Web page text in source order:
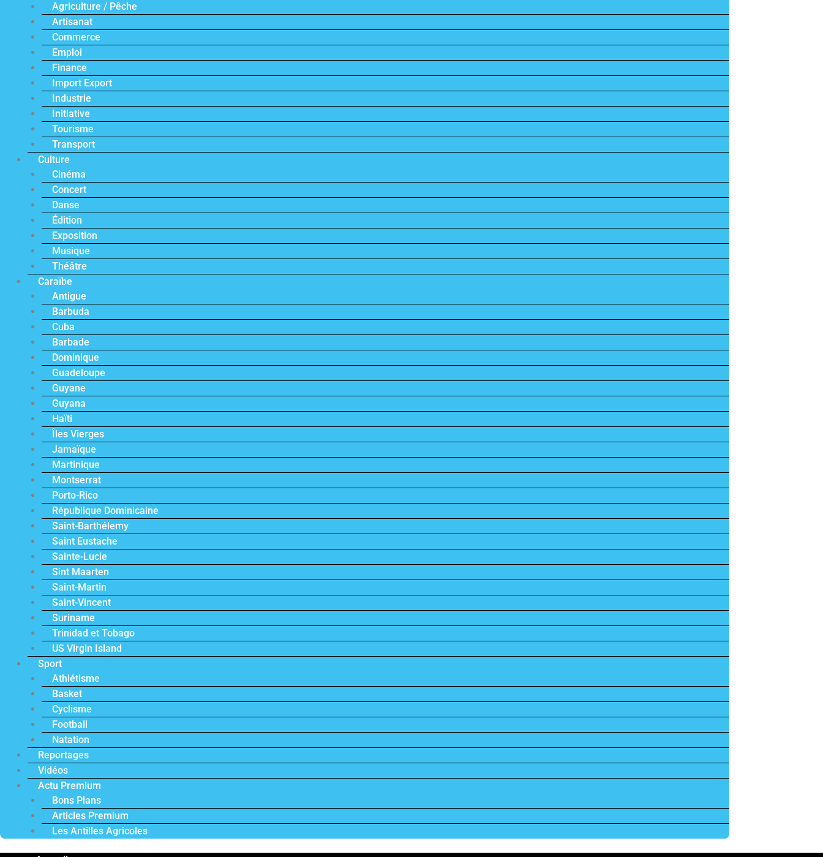
Agriculture / Pêche
Artisanat
Commerce
Emploi
Finance
Import Export
Industrie
Initiative
Tourisme
Transport
Culture
Cinéma
Concert
Danse
Édition
Exposition
Musique
Théâtre
Caraïbe
Antigue
Barbuda
Cuba
Barbade
Dominique
Guadeloupe
Guyane
Guyana
Haïti
Îles Vierges
Jamaïque
Martinique
Montserrat
Porto-Rico
République Dominicaine
Saint-Barthélemy
Saint Eustache
Sainte-Lucie
Sint Maarten
Saint-Martin
Saint-Vincent
Suriname
Trinidad et Tobago
US Virgin Island
Sport
Athlétisme
Basket
Cyclisme
Football
Natation
Reportages
Vidéos
Actu Premium
Bons Plans
Articles Premium
Les Antilles Agricoles